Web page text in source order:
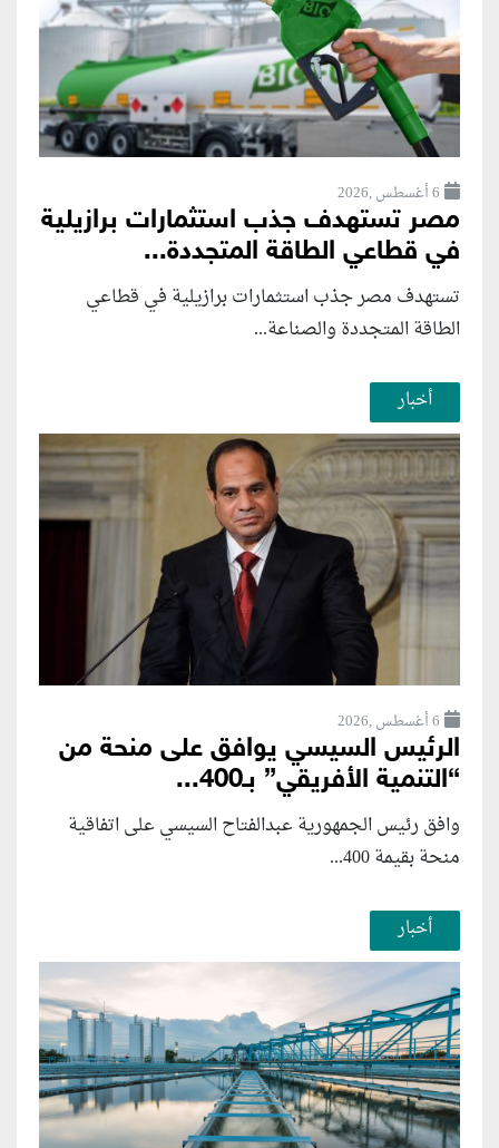
6 أغسطس ,2026
مصر تستهدف جذب استثمارات برازيلية
في قطاعي الطاقة المتجددة...
تستهدف مصر جذب استثمارات برازيلية في قطاعي
الطاقة المتجددة والصناعة...
أخبار
6 أغسطس ,2026
الرئيس السيسي يوافق على منحة من
“التنمية الأفريقي” بـ400...
وافق رئيس الجمهورية عبدالفتاح السيسي على اتفاقية
منحة بقيمة 400...
أخبار